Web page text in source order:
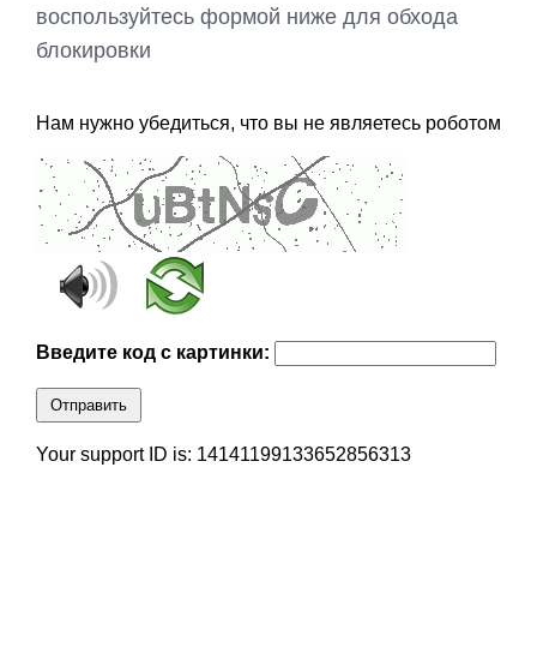
воспользуйтесь формой ниже для обхода
блокировки
Нам нужно убедиться, что вы не являетесь роботом
Введите код с картинки:
Отправить
Your support ID is: 14141199133652856313